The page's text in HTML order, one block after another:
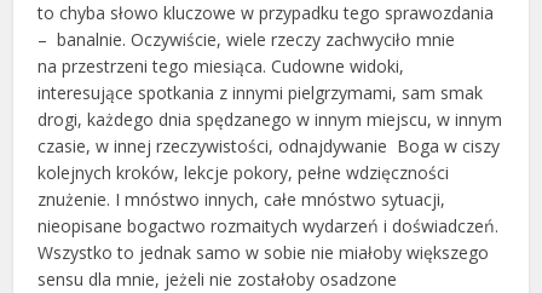
to chyba słowo kluczowe w przypadku tego sprawozdania
– banalnie. Oczywiście, wiele rzeczy zachwyciło mnie
na przestrzeni tego miesiąca. Cudowne widoki,
interesujące spotkania z innymi pielgrzymami, sam smak
drogi, każdego dnia spędzanego w innym miejscu, w innym
czasie, w innej rzeczywistości, odnajdywanie Boga w ciszy
kolejnych kroków, lekcje pokory, pełne wdzięczności
znużenie. I mnóstwo innych, całe mnóstwo sytuacji,
nieopisane bogactwo rozmaitych wydarzeń i doświadczeń.
Wszystko to jednak samo w sobie nie miałoby większego
sensu dla mnie, jeżeli nie zostałoby osadzone